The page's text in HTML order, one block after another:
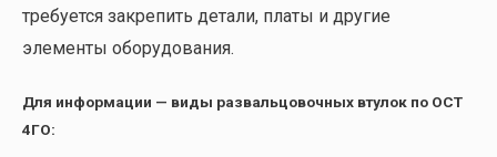
требуется закрепить детали, платы и другие
элементы оборудования.
Для информации — виды развальцовочных втулок по ОСТ
4ГО: